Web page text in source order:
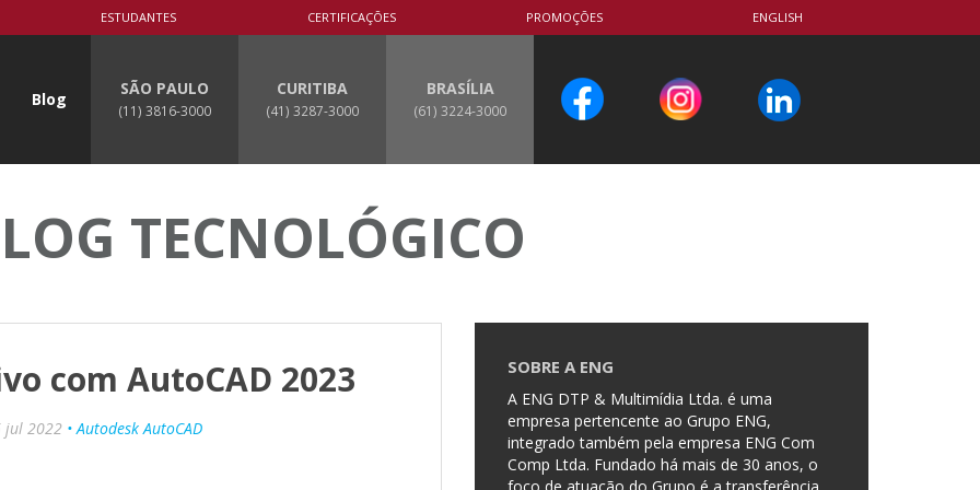
ESTUDANTES CERTIFICAÇÕES PROMOÇÕES ENGLISH
Blog
SÃO PAULO
(11) 3816-3000
CURITIBA
(41) 3287-3000
BRASÍLIA
(61) 3224-3000
TECNOLÓGICO
com AutoCAD 2023
jul 2022 • Autodesk AutoCAD
SOBRE A ENG
A ENG DTP & Multimídia Ltda. é uma
empresa pertencente ao Grupo ENG,
integrado também pela empresa ENG Com
Comp Ltda. Fundado há mais de 30 anos, o